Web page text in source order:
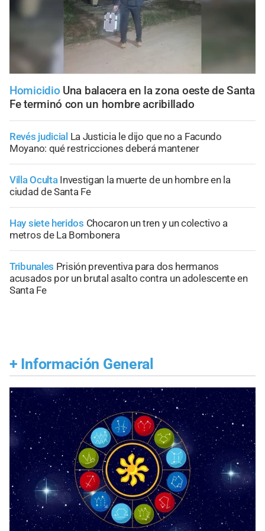
Homicidio Una balacera en la zona oeste de Santa
Fe terminó con un hombre acribillado
Revés judicial La Justicia le dijo que no a Facundo
Moyano: qué restricciones deberá mantener
Villa Oculta Investigan la muerte de un hombre en la
ciudad de Santa Fe
Hay siete heridos Chocaron un tren y un colectivo a
metros de La Bombonera
Tribunales Prisión preventiva para dos hermanos
acusados por un brutal asalto contra un adolescente en
Santa Fe
+ Información General